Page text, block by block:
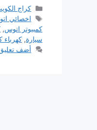
التصنيفات
كراج
الوسوم
اخصائي
كمبيوتر اتوس,
سيارة, كهرباء
أضف